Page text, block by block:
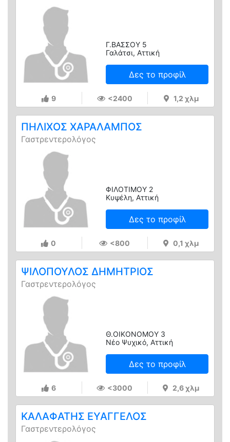
Γ.ΒΑΣΣΟΥ 5
Γαλάτσι, Αττική
Δες το προφίλ
9 <2400 1,2 χλμ
ΠΗΛΙΧΟΣ ΧΑΡΑΛΑΜΠΟΣ
Γαστρεντερολόγος
ΦΙΛΟΤΙΜΟΥ 2
Κυψέλη, Αττική
Δες το προφίλ
0 <800 0,1 χλμ
ΨΙΛΟΠΟΥΛΟΣ ΔΗΜΗΤΡΙΟΣ
Γαστρεντερολόγος
Θ.ΟΙΚΟΝΟΜΟΥ 3
Νέο Ψυχικό, Αττική
Δες το προφίλ
6 <3000 2,6 χλμ
ΚΑΛΑΦΑΤΗΣ ΕΥΑΓΓΕΛΟΣ
Γαστρεντερολόγος